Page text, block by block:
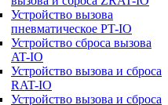
Устройство вызова
пневматическое PT-IO
Устройство сброса вызова
AT-IO
Устройство вызова и сброса
RAT-IO
Устройство вызова и сброса